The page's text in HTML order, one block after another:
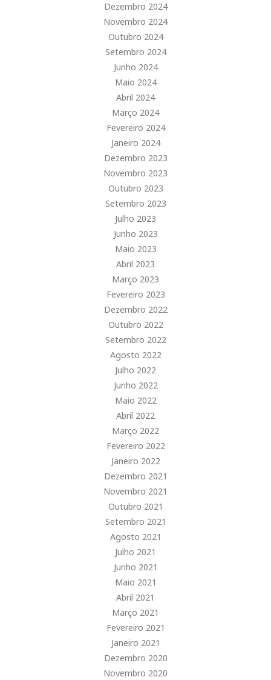
Dezembro 2024
Novembro 2024
Outubro 2024
Setembro 2024
Junho 2024
Maio 2024
Abril 2024
Março 2024
Fevereiro 2024
Janeiro 2024
Dezembro 2023
Novembro 2023
Outubro 2023
Setembro 2023
Julho 2023
Junho 2023
Maio 2023
Abril 2023
Março 2023
Fevereiro 2023
Dezembro 2022
Outubro 2022
Setembro 2022
Agosto 2022
Julho 2022
Junho 2022
Maio 2022
Abril 2022
Março 2022
Fevereiro 2022
Janeiro 2022
Dezembro 2021
Novembro 2021
Outubro 2021
Setembro 2021
Agosto 2021
Julho 2021
Junho 2021
Maio 2021
Abril 2021
Março 2021
Fevereiro 2021
Janeiro 2021
Dezembro 2020
Novembro 2020